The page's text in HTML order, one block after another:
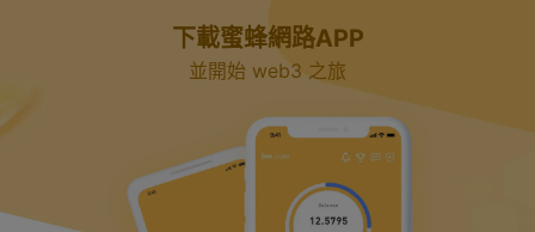
下載蜜蜂網路APP
並開始 web3 之旅